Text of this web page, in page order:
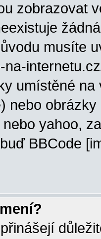
zobrazovat
musíte
na-
umístěné
nebo
yahoo,
BBCode